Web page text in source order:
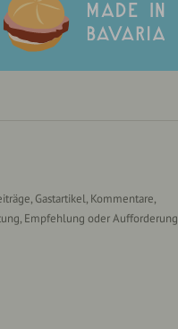
Gastartikel, Kommentare,
Empfehlung oder Aufforderung